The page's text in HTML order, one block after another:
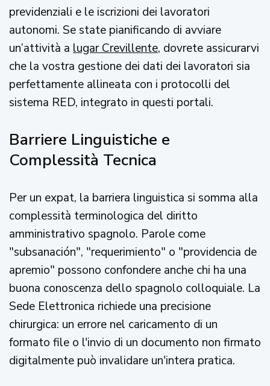
previdenziali e le iscrizioni dei lavoratori
autonomi. Se state pianificando di avviare
un’attività a lugar Crevillente, dovrete assicurarvi
che la vostra gestione dei dati dei lavoratori sia
perfettamente allineata con i protocolli del
sistema RED, integrato in questi portali.
Barriere Linguistiche e
Complessità Tecnica
Per un expat, la barriera linguistica si somma alla
complessità terminologica del diritto
amministrativo spagnolo. Parole come
"subsanación", "requerimiento" o "providencia de
apremio" possono confondere anche chi ha una
buona conoscenza dello spagnolo colloquiale. La
Sede Elettronica richiede una precisione
chirurgica: un errore nel caricamento di un
formato file o l'invio di un documento non firmato
digitalmente può invalidare un'intera pratica.